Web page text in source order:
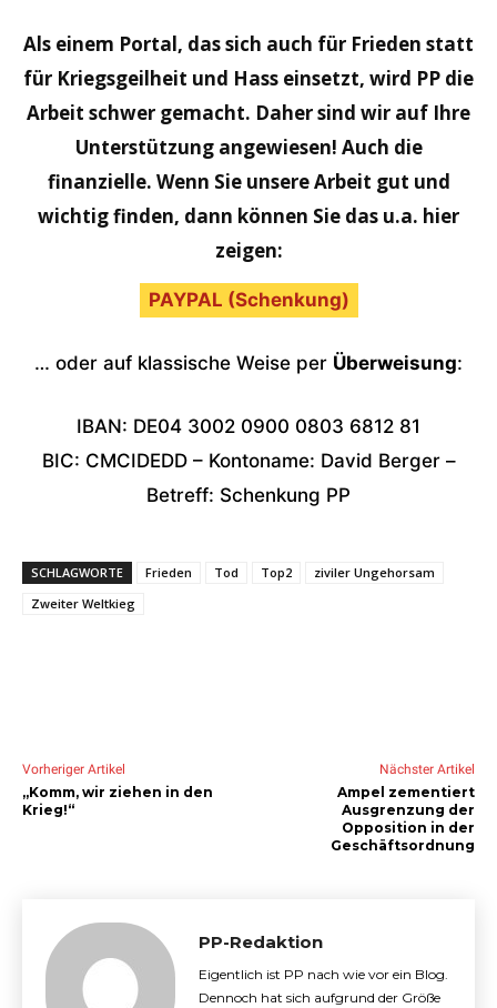
Als einem Portal, das sich auch für Frieden statt
für Kriegsgeilheit und Hass einsetzt, wird PP die
Arbeit schwer gemacht. Daher sind wir auf Ihre
Unterstützung angewiesen! Auch die
finanzielle. Wenn Sie unsere Arbeit gut und
wichtig finden, dann können Sie das u.a. hier
zeigen:
PAYPAL (Schenkung)
… oder auf klassische Weise per Überweisung:
IBAN: DE04 3002 0900 0803 6812 81
BIC: CMCIDEDD – Kontoname: David Berger –
Betreff: Schenkung PP
SCHLAGWORTE Frieden Tod Top2
ziviler Ungehorsam
Zweiter Weltkieg
Vorheriger Artikel
„Komm, wir ziehen in den
Krieg!“
Nächster Artikel
Ampel zementiert
Ausgrenzung der
Opposition in der
Geschäftsordnung
PP-Redaktion
Eigentlich ist PP nach wie vor ein Blog.
Dennoch hat sich aufgrund der Größe